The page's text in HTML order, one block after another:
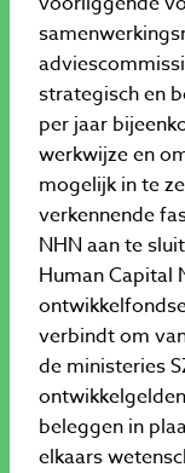
strategisch en
per jaar
werkwijze en
mogelijk in te
verkennende
NHN aan te
Human Capital
verbindt om
de ministeries
beleggen in
elkaars